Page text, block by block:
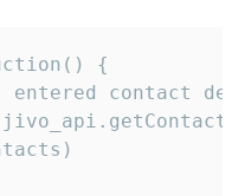
{
entered contact